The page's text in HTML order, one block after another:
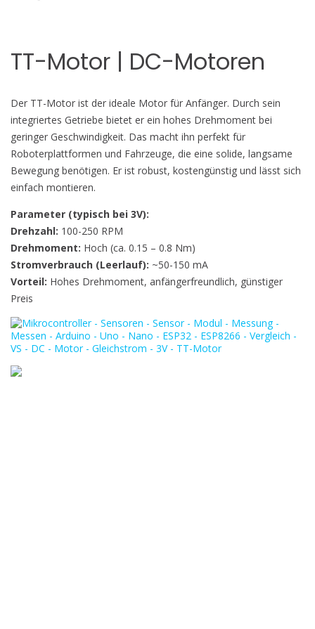
TT-Motor | DC-Motoren
Der TT-Motor ist der ideale Motor für Anfänger. Durch sein
integriertes Getriebe bietet er ein hohes Drehmoment bei
geringer Geschwindigkeit. Das macht ihn perfekt für
Roboterplattformen und Fahrzeuge, die eine solide, langsame
Bewegung benötigen. Er ist robust, kostengünstig und lässt sich
einfach montieren.
Parameter (typisch bei 3V):
Drehzahl: 100-250 RPM
Drehmoment: Hoch (ca. 0.15 – 0.8 Nm)
Stromverbrauch (Leerlauf): ~50-150 mA
Vorteil: Hohes Drehmoment, anfängerfreundlich, günstiger
Preis